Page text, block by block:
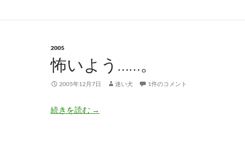
2005
怖いよう……。
2005年12月7日 迷い犬 1件のコメント
続きを読む 怖いよう……。
→